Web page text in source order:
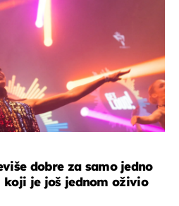
dobre za samo jedno
koji je još jednom oživio